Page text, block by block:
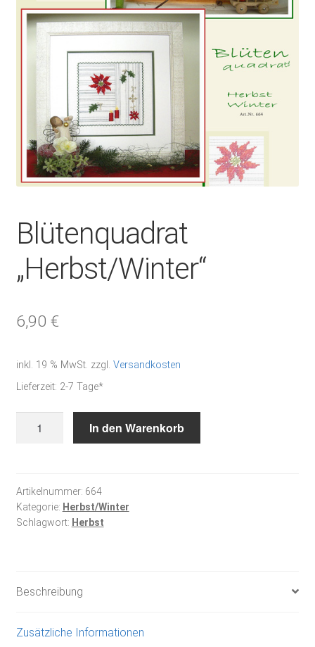
Blütenquadrat
„Herbst/Winter“
6,90 €
inkl. 19 % MwSt. zzgl. Versandkosten
Lieferzeit: 2-7 Tage*
In den Warenkorb
Artikelnummer: 664
Kategorie: Herbst/Winter
Schlagwort: Herbst
Beschreibung
Zusätzliche Informationen